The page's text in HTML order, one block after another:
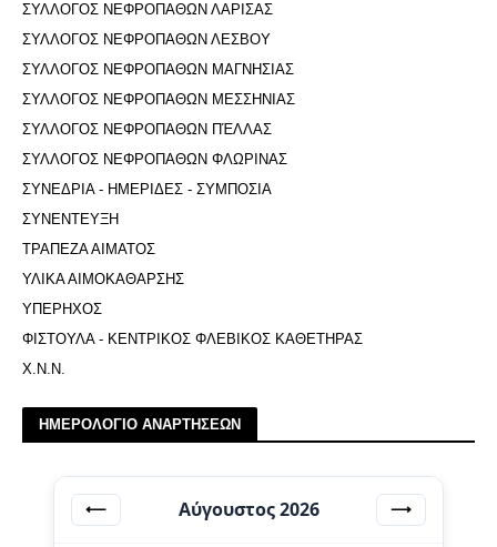
ΣΥΛΛΟΓΟΣ ΝΕΦΡΟΠΑΘΩΝ ΛΑΡΙΣΑΣ
ΣΥΛΛΟΓΟΣ ΝΕΦΡΟΠΑΘΩΝ ΛΕΣΒΟΥ
ΣΥΛΛΟΓΟΣ ΝΕΦΡΟΠΑΘΩΝ ΜΑΓΝΗΣΙΑΣ
ΣΥΛΛΟΓΟΣ ΝΕΦΡΟΠΑΘΩΝ ΜΕΣΣΗΝΙΑΣ
ΣΥΛΛΟΓΟΣ ΝΕΦΡΟΠΑΘΩΝ ΠΈΛΛΑΣ
ΣΥΛΛΟΓΟΣ ΝΕΦΡΟΠΑΘΩΝ ΦΛΩΡΙΝΑΣ
ΣΥΝΕΔΡΙΑ - ΗΜΕΡΙΔΕΣ - ΣΥΜΠΟΣΙΑ
ΣΥΝΕΝΤΕΥΞΗ
ΤΡΑΠΕΖΑ ΑΙΜΑΤΟΣ
ΥΛΙΚΑ ΑΙΜΟΚΑΘΑΡΣΗΣ
ΥΠΕΡΗΧΟΣ
ΦΙΣΤΟΥΛΑ - ΚΕΝΤΡΙΚΟΣ ΦΛΕΒΙΚΟΣ ΚΑΘΕΤΗΡΑΣ
Χ.Ν.Ν.
ΗΜΕΡΟΛΟΓΙΟ ΑΝΑΡΤΗΣΕΩΝ
⟵ Αύγουστος 2026 ⟶